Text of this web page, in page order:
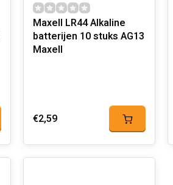
Maxell LR44 Alkaline
batterijen 10 stuks AG13
Maxell
€2,59